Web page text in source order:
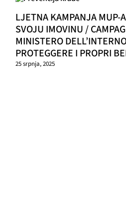
LJETNA KAMPANJA MUP-
SVOJU IMOVINU /
MINISTERO
PROTEGGERE I PROPRI
25 srpnja, 2025